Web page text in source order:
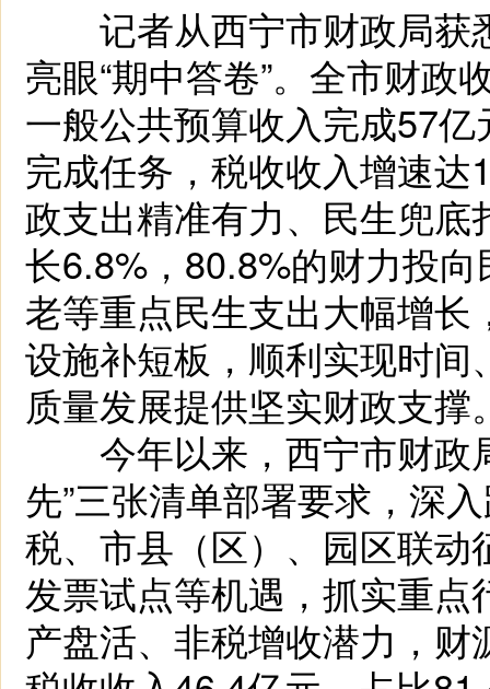
记者从西宁市财政局获
亮眼“期中答卷”。全市财政
一般公共预算收入完成57
完成任务，税收收入增速达
政支出精准有力、民生兜
长6.8%，80.8%的财力投
老等重点民生支出大幅增
设施补短板，顺利实现时间
质量发展提供坚实财政支撑
今年以来，西宁市财政
先”三张清单部署要求，深
税、市县（区）、园区联
发票试点等机遇，抓实重
产盘活、非税增收潜力，